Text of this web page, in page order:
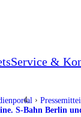
Service &
S-Bahn Berlin